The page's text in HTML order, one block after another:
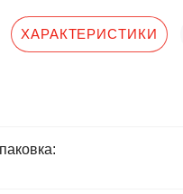
ХАРАКТЕРИСТИКИ